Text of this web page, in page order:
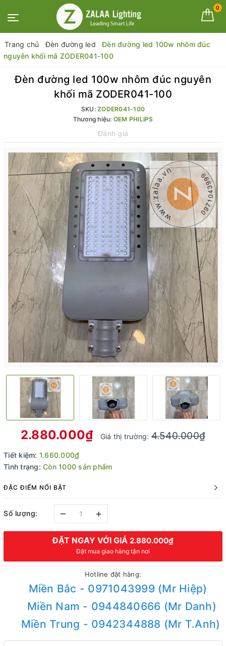
0
Trang chủ Đèn đường led
Đèn đường led 100w nhôm đúc
nguyên khối mã ZODER041-100
Đèn đường led 100w nhôm đúc nguyên
khối mã ZODER041-100
SKU:ZODER041-100
Thương hiệu: OEM PHILIPS
Đánh giá
2.880.000₫ Giá thị trường:4.540.000₫
Tiết kiệm: 1.660.000₫
Tình trạng: Còn 1000 sản phẩm
ĐẶC ĐIỂM NỔI BẬT
Số lượng: – +
ĐẶT NGAY VỚI GIÁ 2.880.000₫
Đặt mua giao hàng tận nơi
Hotline đặt hàng:
Miền Bắc - 0971043999 (Mr Hiệp)
Miền Nam - 0944840666 (Mr Danh)
Miền Trung - 0942344888 (Mr T.Anh)